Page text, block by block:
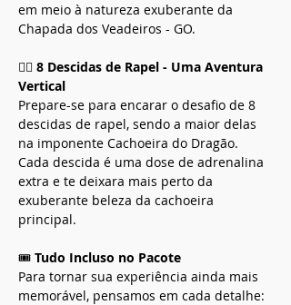
em meio à natureza exuberante da
Chapada dos Veadeiros - GO.
🧗‍♂️ 8 Descidas de Rapel - Uma Aventura
Vertical
Prepare-se para encarar o desafio de 8
descidas de rapel, sendo a maior delas
na imponente Cachoeira do Dragão.
Cada descida é uma dose de adrenalina
extra e te deixara mais perto da
exuberante beleza da cachoeira
principal.
🎟️ Tudo Incluso no Pacote
Para tornar sua experiência ainda mais
memorável, pensamos em cada detalhe: